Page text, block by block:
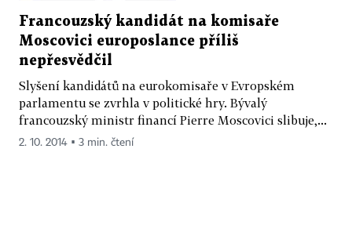
Francouzský kandidát na komisaře
Moscovici europoslance příliš
nepřesvědčil
Slyšení kandidátů na eurokomisaře v Evropském
parlamentu se zvrhla v politické hry. Bývalý
francouzský ministr financí Pierre Moscovici slibuje,...
2. 10. 2014 ▪ 3 min. čtení